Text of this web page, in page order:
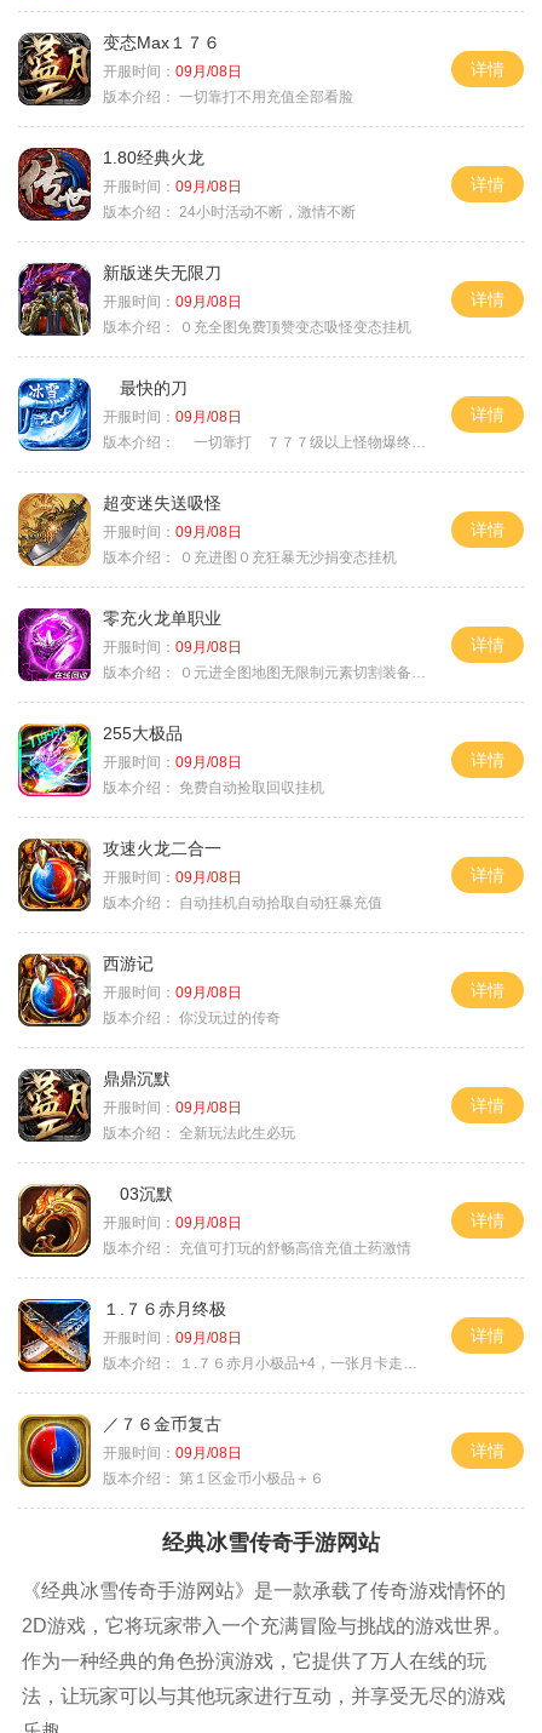
变态Max１７６
开服时间： 09月/08日
版本介绍： 一切靠打不用充值全部看脸
详情
1.80经典火龙
开服时间： 09月/08日
版本介绍： 24小时活动不断，激情不断
详情
新版迷失无限刀
开服时间： 09月/08日
版本介绍：
０充全图免费顶赞变态吸怪变态挂机
详情
最快的刀
开服时间： 09月/08日
版本介绍：
一切靠打 ７７７级以上怪物爆终极
详情
超变迷失送吸怪
开服时间： 09月/08日
版本介绍：
０充进图０充狂暴无沙捐变态挂机
详情
零充火龙单职业
开服时间： 09月/08日
版本介绍：
０元进全图地图无限制元素切割装备鉴定
详情
255大极品
开服时间： 09月/08日
版本介绍： 免费自动捡取回収挂机
详情
攻速火龙二合一
开服时间： 09月/08日
版本介绍：
自动挂机自动拾取自动狂暴充值
详情
西游记
开服时间： 09月/08日
版本介绍： 你没玩过的传奇
详情
鼎鼎沉默
开服时间： 09月/08日
版本介绍： 全新玩法此生必玩
详情
03沉默
开服时间： 09月/08日
版本介绍：
充值可打玩的舒畅高倍充值土药激情
详情
１.７６赤月终极
开服时间： 09月/08日
版本介绍：
１.７６赤月小极品+4，一张月卡走天涯b
详情
／７６金币复古
开服时间： 09月/08日
版本介绍： 第１区金币小极品＋６
详情
经典冰雪传奇手游网站
《经典冰雪传奇手游网站》是一款承载了传奇游戏情怀的
2D游戏，它将玩家带入一个充满冒险与挑战的游戏世界。
作为一种经典的角色扮演游戏，它提供了万人在线的玩
法，让玩家可以与其他玩家进行互动，并享受无尽的游戏